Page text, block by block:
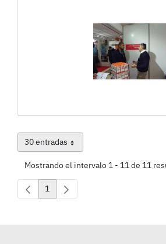
30 entradasPor página
Mostrando el intervalo 1 - 11 de 11
Página
1